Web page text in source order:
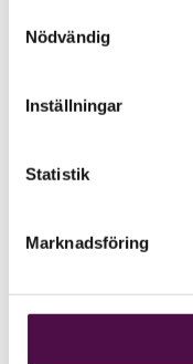
Nödvändig
Inställningar
Statistik
Marknadsföring